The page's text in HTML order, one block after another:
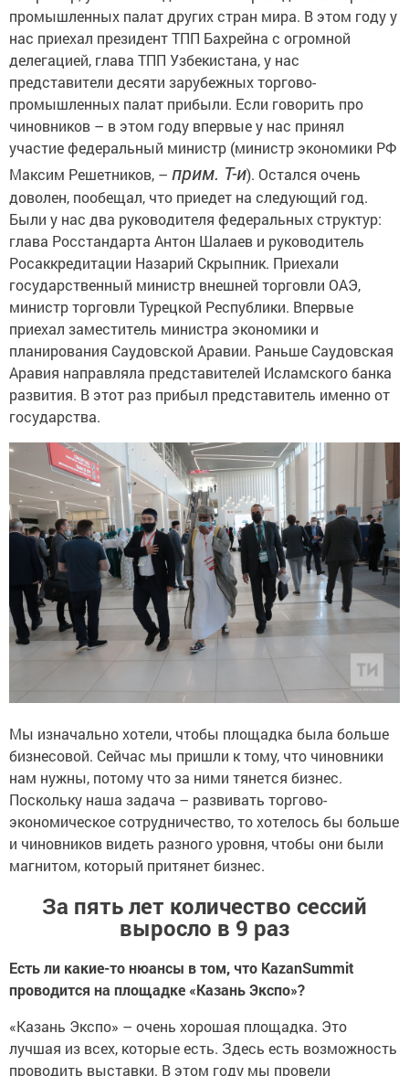
промышленных палат других стран мира. В этом году у
нас приехал президент ТПП Бахрейна с огромной
делегацией, глава ТПП Узбекистана, у нас
представители десяти зарубежных торгово-
промышленных палат прибыли. Если говорить про
чиновников – в этом году впервые у нас принял
участие федеральный министр (министр экономики РФ
Максим Решетников, – прим. Т-и). Остался очень
доволен, пообещал, что приедет на следующий год.
Были у нас два руководителя федеральных структур:
глава Росстандарта Антон Шалаев и руководитель
Росаккредитации Назарий Скрыпник. Приехали
государственный министр внешней торговли ОАЭ,
министр торговли Турецкой Республики. Впервые
приехал заместитель министра экономики и
планирования Саудовской Аравии. Раньше Саудовская
Аравия направляла представителей Исламского банка
развития. В этот раз прибыл представитель именно от
государства.
Мы изначально хотели, чтобы площадка была больше
бизнесовой. Сейчас мы пришли к тому, что чиновники
нам нужны, потому что за ними тянется бизнес.
Поскольку наша задача – развивать торгово-
экономическое сотрудничество, то хотелось бы больше
и чиновников видеть разного уровня, чтобы они были
магнитом, который притянет бизнес.
За пять лет количество сессий
выросло в 9 раз
Есть ли какие-то нюансы в том, что KazanSummit
проводится на площадке «Казань Экспо»?
«Казань Экспо» – очень хорошая площадка. Это
лучшая из всех, которые есть. Здесь есть возможность
проводить выставки. В этом году мы провели